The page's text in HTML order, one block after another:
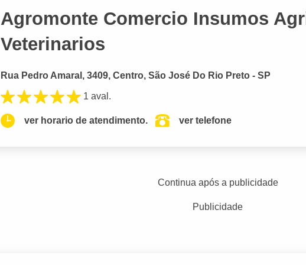
Agromonte Comercio Insumos
Veterinarios
Rua Pedro Amaral, 3409, Centro, São José Do Rio Preto - SP
1 aval.
ver horario de atendimento. ver telefone
Continua após a publicidade
Publicidade